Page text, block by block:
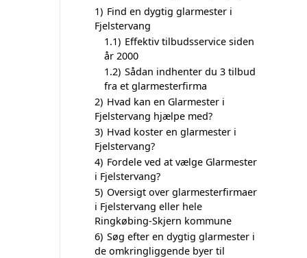
1) Find en dygtig glarmester i
Fjelstervang
1.1) Effektiv tilbudsservice siden
år 2000
1.2) Sådan indhenter du 3 tilbud
fra et glarmesterfirma
2) Hvad kan en Glarmester i
Fjelstervang hjælpe med?
3) Hvad koster en glarmester i
Fjelstervang?
4) Fordele ved at vælge Glarmester
i Fjelstervang?
5) Oversigt over glarmesterfirmaer
i Fjelstervang eller hele
Ringkøbing-Skjern kommune
6) Søg efter en dygtig glarmester i
de omkringliggende byer til